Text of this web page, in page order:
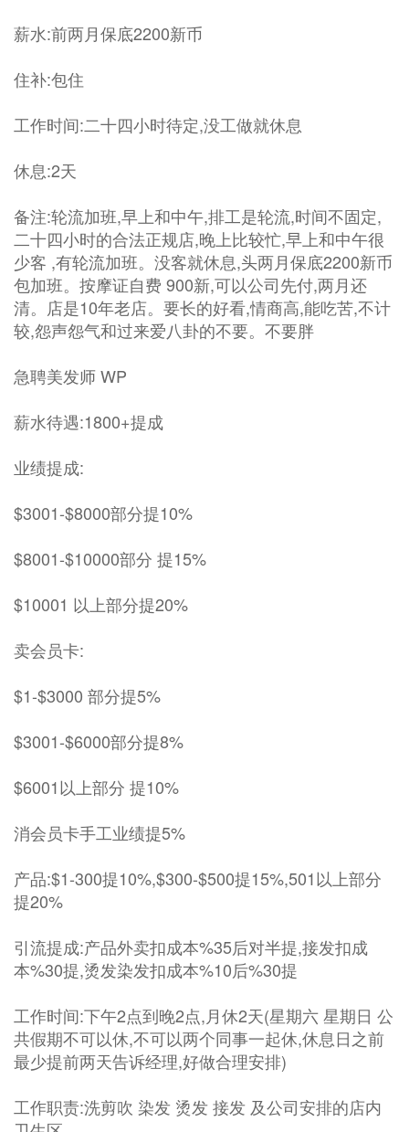
薪水:前两月保底2200新币
住补:包住
工作时间:二十四小时待定,没工做就休息
休息:2天
备注:轮流加班,早上和中午,排工是轮流,时间不固定,
二十四小时的合法正规店,晚上比较忙,早上和中午很
少客 ,有轮流加班。没客就休息,头两月保底2200新币
包加班。按摩证自费 900新,可以公司先付,两月还
清。店是10年老店。要长的好看,情商高,能吃苦,不计
较,怨声怨气和过来爱八卦的不要。不要胖
急聘美发师 WP
薪水待遇:1800+提成
业绩提成:
$3001-$8000部分提10%
$8001-$10000部分 提15%
$10001 以上部分提20%
卖会员卡:
$1-$3000 部分提5%
$3001-$6000部分提8%
$6001以上部分 提10%
消会员卡手工业绩提5%
产品:$1-300提10%,$300-$500提15%,501以上部分
提20%
引流提成:产品外卖扣成本%35后对半提,接发扣成
本%30提,烫发染发扣成本%10后%30提
工作时间:下午2点到晚2点,月休2天(星期六 星期日 公
共假期不可以休,不可以两个同事一起休,休息日之前
最少提前两天告诉经理,好做合理安排)
工作职责:洗剪吹 染发 烫发 接发 及公司安排的店内